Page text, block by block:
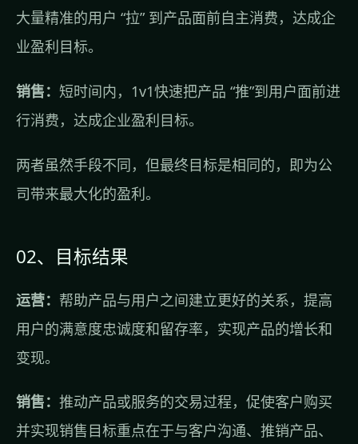
大量精准的用户 “拉” 到产品面前自主消费，达成企
业盈利目标。
销售： 短时间内，1v1快速把产品 “推”到用户面前进
行消费，达成企业盈利目标。
两者虽然手段不同，但最终目标是相同的，即为公
司带来最大化的盈利。
02、目标结果
运营： 帮助产品与用户之间建立更好的关系，提高
用户的满意度忠诚度和留存率，实现产品的增长和
变现。
销售： 推动产品或服务的交易过程，促使客户购买
并实现销售目标重点在于与客户沟通、推销产品、